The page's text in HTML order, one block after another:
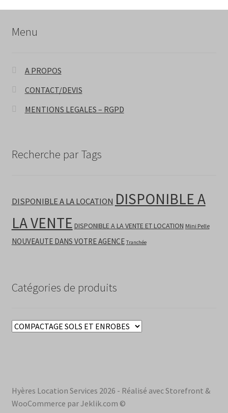
Menu
A PROPOS
CONTACT/DEVIS
MENTIONS LEGALES – RGPD
Recherche par Tags
DISPONIBLE A LA LOCATION DISPONIBLE A
LA VENTE DISPONIBLE A LA VENTE ET LOCATION Mini Pelle
NOUVEAUTE DANS VOTRE AGENCE Tranchée
Catégories de produits
Hyères Location Services 2026 - Réalisé avec Storefront &
WooCommerce par Jeklik.com ©